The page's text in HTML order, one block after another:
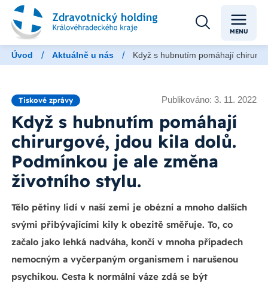
MENU
Úvod / Aktuálně u nás / Když s hubnutím pomáhají
Tiskové zprávy Publikováno: 3. 11. 2022
Když s hubnutím pomáhají
chirurgové, jdou kila dolů.
Podmínkou je ale změna
životního stylu.
Tělo pětiny lidí v naší zemi je obézní a mnoho dalších
svými přibývajícími kily k obezitě směřuje. To, co
začalo jako lehká nadváha, končí v mnoha případech
nemocným a vyčerpaným organismem i narušenou
psychikou. Cesta k normální váze zdá se být